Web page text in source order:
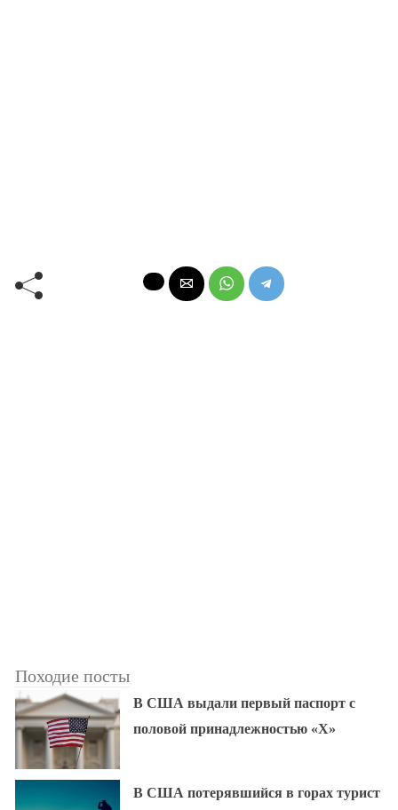
Походие посты
В США выдали первый паспорт с
половой принадлежностью «X»
В США потерявшийся в горах турист